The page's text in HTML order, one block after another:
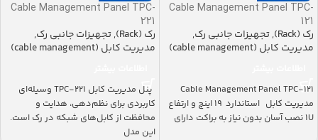
Cable Management Panel TPC-
121
رک (Rack) ,تجهیزات جانبی رک,
مدیریت کابل (cable management)
Cable Management Panel TPC-121
مدیریت کابل استاندارد ۱۹ اینچ و ارتفاع
1U نصب آسان بدون نیاز به براکت دارای
Cable Management Panel TPC-
221
رک (Rack) ,تجهیزات جانبی رک,
مدیریت کابل (cable management)
پنل مدیریت کابل TPC-221 وسیله‌ای
کاربردی برای نظم‌دهی، هدایت و
محافظت از کابل‌های شبکه در رک است.
این مدل